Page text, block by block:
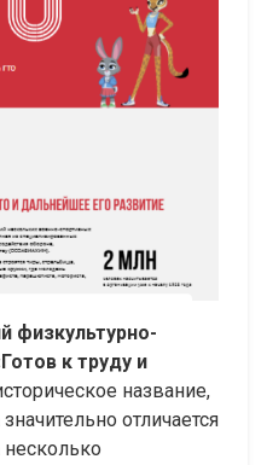
физкультурно-
к труду и
название,
отличается
несколько